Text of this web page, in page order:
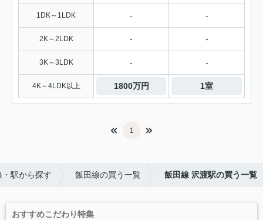
1DK～1LDK - -
2K～2LDK - -
3K～3LDK - -
4K～4LDK以上 1800万円 1室
1
・駅から探す 飯田線の買う一覧 飯田線 沢渡駅の買う一覧
おすすめこだわり特集